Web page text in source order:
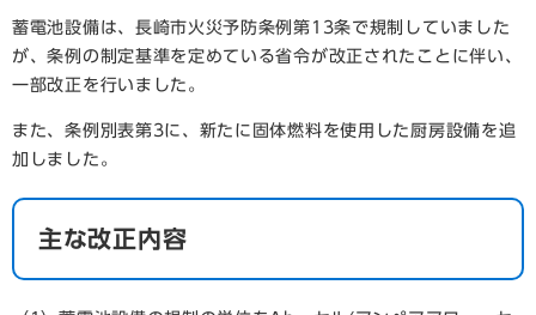
蓄電池設備は、長崎市火災予防条例第13条で規制していました
が、条例の制定基準を定めている省令が改正されたことに伴い、
一部改正を行いました。
また、条例別表第3に、新たに固体燃料を使用した厨房設備を追
加しました。
主な改正内容